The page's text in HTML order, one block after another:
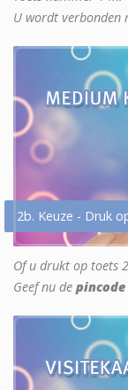
U wordt verbonden
2b. Keuze - Druk
Of u drukt op toets
Geef nu de